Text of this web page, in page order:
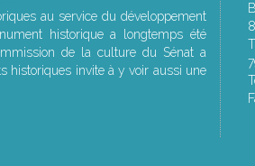
au service du développement
historique a longtemps été
de la culture du Sénat a
historiques invite à y voir aussi une